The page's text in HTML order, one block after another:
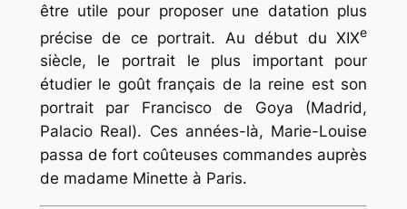
être utile pour proposer une datation plus
précise de ce portrait. Au début du XIXe
siècle, le portrait le plus important pour
étudier le goût français de la reine est son
portrait par Francisco de Goya (Madrid,
Palacio Real). Ces années-là, Marie-Louise
passa de fort coûteuses commandes auprès
de madame Minette à Paris.